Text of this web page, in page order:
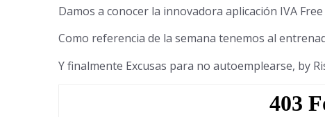
Damos a conocer la innovadora aplicación IVA Free
Como referencia de la semana tenemos al
Y finalmente Excusas para no autoemplearse, by